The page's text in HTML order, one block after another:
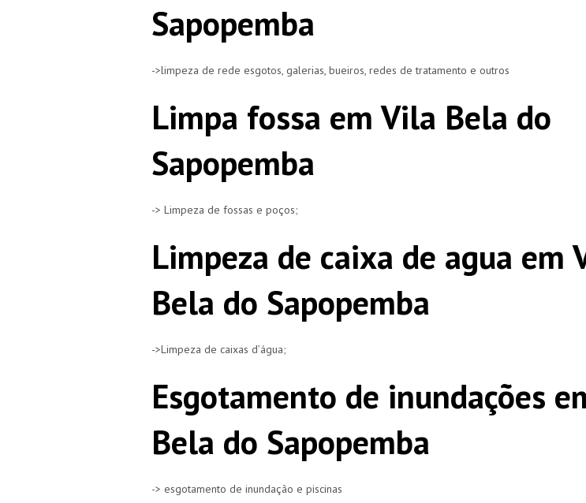
Sapopemba
->limpeza de rede esgotos, galerias, bueiros, redes de tratamento e outros
Limpa fossa em Vila Bela do
Sapopemba
-> Limpeza de fossas e poços;
Limpeza de caixa de agua em
Bela do Sapopemba
->Limpeza de caixas d’água;
Esgotamento de inundações
Bela do Sapopemba
-> esgotamento de inundação e piscinas